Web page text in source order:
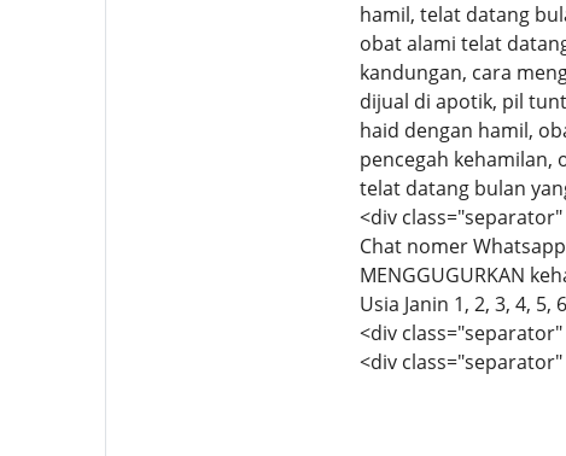
hamil, telat datang
obat alami telat
kandungan, cara
dijual di apotik, pil
haid dengan hamil,
pencegah kehamilan,
telat datang bulan
<div
Chat nomer
MENGGUGURKAN
Usia Janin 1, 2, 3, 4,
<div
<div